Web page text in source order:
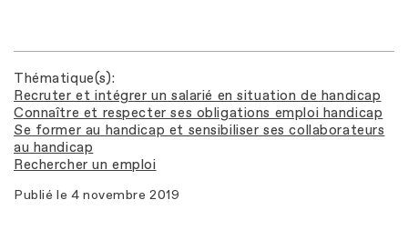
Thématique(s)
Recruter et intégrer un salarié en situation de handicap
Connaître et respecter ses obligations emploi handicap
Se former au handicap et sensibiliser ses collaborateurs
au handicap
Rechercher un emploi
Publié le 4 novembre 2019